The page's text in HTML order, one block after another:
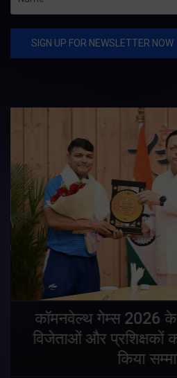
कॉमनवेल्थ गेम्स 2026
विजेताओं और प्रशिक्षकों
किया